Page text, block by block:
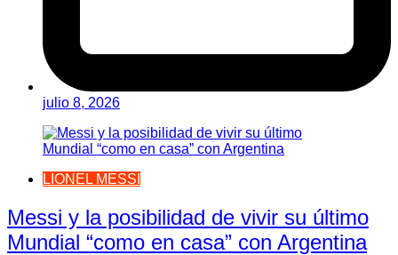
julio 8, 2026
LIONEL MESSI
Messi y la posibilidad de vivir su último
Mundial “como en casa” con Argentina